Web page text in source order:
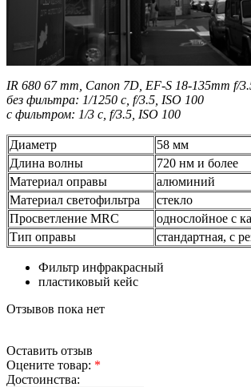
IR 680 67 mm, Canon 7D, EF-S 18-135mm f/
без фильтра: 1/1250 с, f/3.5, ISO 100
с фильтром: 1/3 с, f/3.5, ISO 100
Диаметр
58 мм
Длина волны
720 нм и более
Материал оправы
алюминий
Материал светофильтра
стекло
Просветление MRC
однослойное с
Тип оправы
стандартная, с
Фильтр инфракрасный
пластиковый кейс
Отзывов пока нет
Оставить отзыв
Оцените товар: *
Достоинства: